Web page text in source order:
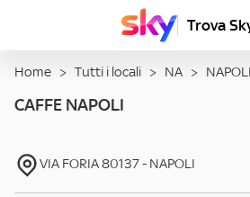
Trova
Home > Tutti i locali > NA > NAPOLI
CAFFE NAPOLI
VIA FORIA80137- NAPOLI